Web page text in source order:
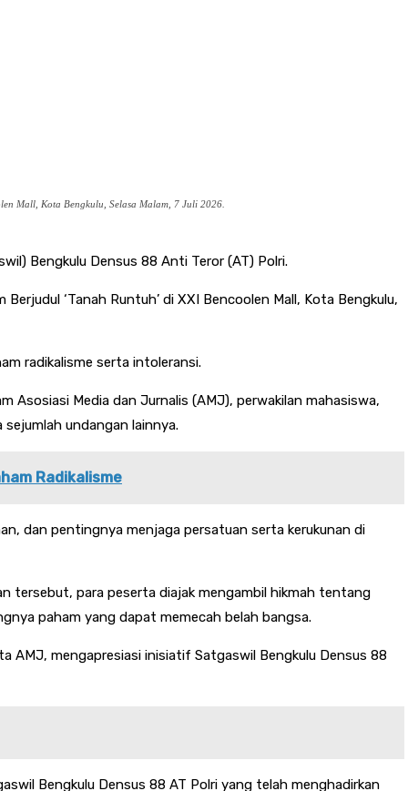
Mall, Kota Bengkulu, Selasa Malam, 7 Juli 2026.
Bengkulu Densus 88 Anti Teror (AT) Polri.
‘Tanah Runtuh’ di XXI Bencoolen Mall, Kota Bengkulu,
radikalisme serta intoleransi.
Asosiasi Media dan Jurnalis (AMJ), perwakilan mahasiswa,
undangan lainnya.
Radikalisme
dan pentingnya menjaga persatuan serta kerukunan di
tersebut, para peserta diajak mengambil hikmah tentang
paham yang dapat memecah belah bangsa.
AMJ, mengapresiasi inisiatif Satgaswil Bengkulu Densus 88
Bengkulu Densus 88 AT Polri yang telah menghadirkan